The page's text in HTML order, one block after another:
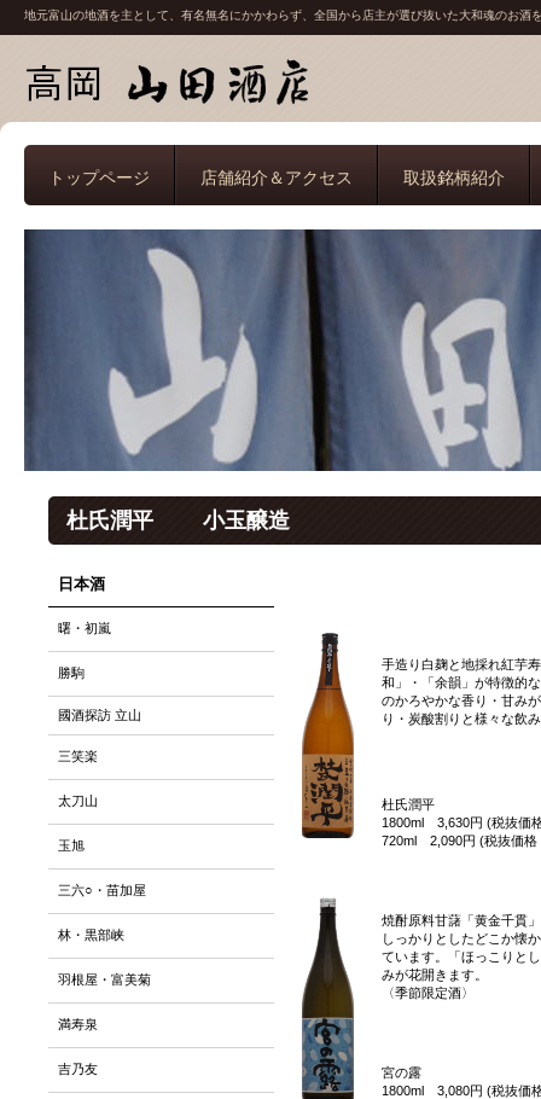
地元富山の地酒を主として、有名無名にかかわらず、全国から店主が選び抜いた大和魂のお酒
杜氏潤平 小玉醸造
日本酒
曙・初嵐
手造り白麹と地採れ紅芋
和」・「余韻」が特徴的
のかろやかな香り・甘み
り・炭酸割りと様々な飲
勝駒
國酒探訪 立山
三笑楽
太刀山
杜氏潤平
1800ml 3,630円 (税抜価
720ml 2,090円 (税抜価格
玉旭
三六○・苗加屋
焼酎原料甘藷「黄金千貫
しっかりとしたどこか懐
ています。「ほっこりと
みが花開きます。
〈季節限定酒〉
林・黒部峡
羽根屋・富美菊
満寿泉
吉乃友
宮の露
1800ml 3,080円 (税抜価
トップページ 店舗紹介＆アクセス 取扱銘柄紹介